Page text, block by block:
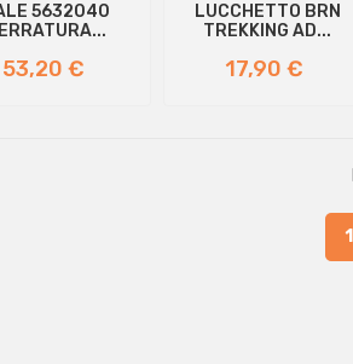
5632040
Prezzo
53,20 €
LUCCHETTO BRN
TREKKING AD...
Prezzo
17,90 €
1